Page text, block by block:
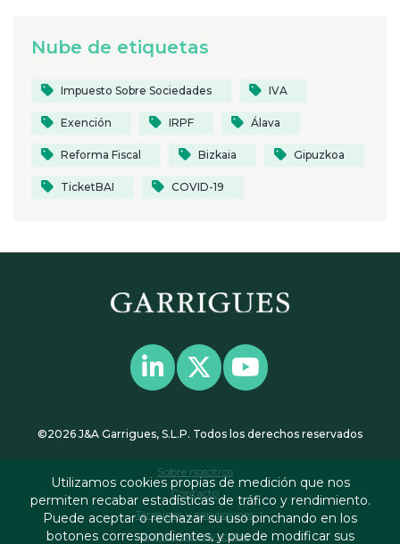
Nube de etiquetas
Impuesto Sobre Sociedades IVA
Exención IRPF Álava
Reforma Fiscal Bizkaia Gipuzkoa
TicketBAI COVID-19
©2026 J&A Garrigues, S.L.P. Todos los derechos reservados
Sobre nosotros
Contacto
Términos y condiciones
Política de privacidad
Utilizamos cookies propias de medición que nos
permiten recabar estadísticas de tráfico y rendimiento.
Puede aceptar o rechazar su uso pinchando en los
botones correspondientes, y puede modificar sus